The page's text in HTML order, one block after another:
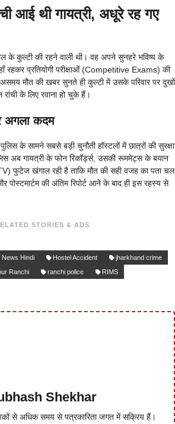
आई थी गायत्री, अधूरे रह गए
के कुल्टी की रहने वाली थी। वह अपने सुनहरे भविष्य के
रहकर प्रतियोगी परीक्षाओं (Competitive Exams) की
असमय मौत की खबर सुनते ही कुल्टी में उसके परिवार पर दुखों
के लिए रवाना हो चुके हैं।
अगला कदम
के सामने सबसे बड़ी चुनौती हॉस्टलों में छात्रों की सुरक्षा
अब गायत्री के फोन रिकॉर्ड्स, उसकी रूममेट्स के बयान
फुटेज खंगाल रही है ताकि मौत की सही वजह का पता चल
की अंतिम रिपोर्ट आने के बाद ही इस रहस्य से
STORIES & ADS
News Hindi Hostel Accident
jharkhand crime
Ranchi ranchi police
RIMS
Shekhar
से अधिक समय से पत्रकारिता जगत में सक्रिय हैं।